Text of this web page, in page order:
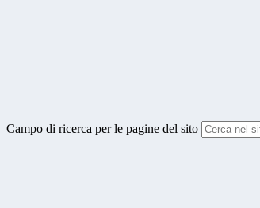
Campo di ricerca per le pagine del sito